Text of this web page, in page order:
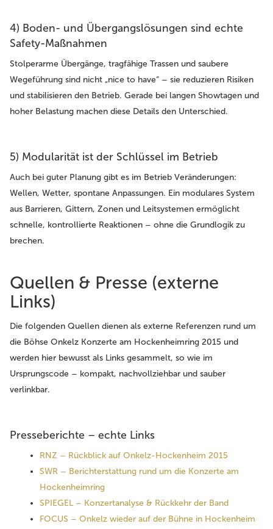
4) Boden- und Übergangslösungen sind echte
Safety-Maßnahmen
Stolperarme Übergänge, tragfähige Trassen und saubere
Wegeführung sind nicht „nice to have“ – sie reduzieren Risiken
und stabilisieren den Betrieb. Gerade bei langen Showtagen und
hoher Belastung machen diese Details den Unterschied.
5) Modularität ist der Schlüssel im Betrieb
Auch bei guter Planung gibt es im Betrieb Veränderungen:
Wellen, Wetter, spontane Anpassungen. Ein modulares System
aus Barrieren, Gittern, Zonen und Leitsystemen ermöglicht
schnelle, kontrollierte Reaktionen – ohne die Grundlogik zu
brechen.
Quellen & Presse (externe
Links)
Die folgenden Quellen dienen als externe Referenzen rund um
die Böhse Onkelz Konzerte am Hockenheimring 2015 und
werden hier bewusst als Links gesammelt, so wie im
Ursprungscode – kompakt, nachvollziehbar und sauber
verlinkbar.
Presseberichte – echte Links
RNZ – Rückblick auf Onkelz-Hockenheim 2015
SWR – Berichterstattung rund um die Konzerte am
Hockenheimring
SPIEGEL – Konzertanalyse & Rückkehr der Band
FOCUS – Onkelz wieder auf der Bühne in Hockenheim